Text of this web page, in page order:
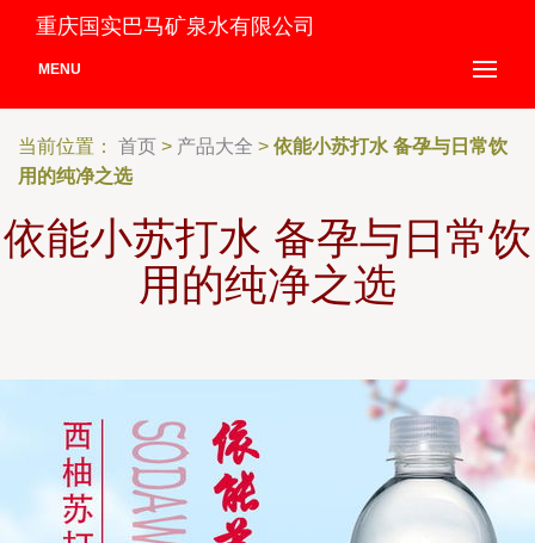
重庆国实巴马矿泉水有限公司
MENU
当前位置： 首页 > 产品大全 > 依能小苏打水 备孕与日常饮
用的纯净之选
依能小苏打水 备孕与日常饮
用的纯净之选